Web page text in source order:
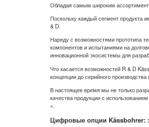
Обладая самым широким
Поскольку каждый сегмент продукта
& D.
Наряду с возможностями прототипа
компонентов и испытаниями на
инновационной экосистемы для
Что касается возможностей R & D
концепции до серийного
В настоящее время мы не только
качества продукции с
».
Цифровые опции Kässbohrer: